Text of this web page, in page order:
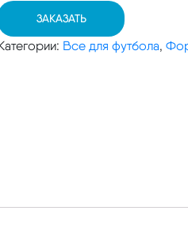
ЗАКАЗАТЬ
Все для футбола,